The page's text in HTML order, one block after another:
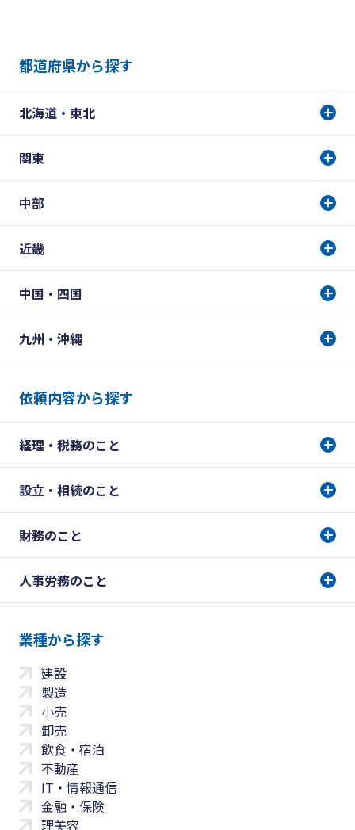
都道府県から探す
北海道・東北
関東
中部
近畿
中国・四国
九州・沖縄
依頼内容から探す
経理・税務のこと
設立・相続のこと
財務のこと
人事労務のこと
業種から探す
建設
製造
小売
卸売
飲食・宿泊
不動産
IT・情報通信
金融・保険
理美容